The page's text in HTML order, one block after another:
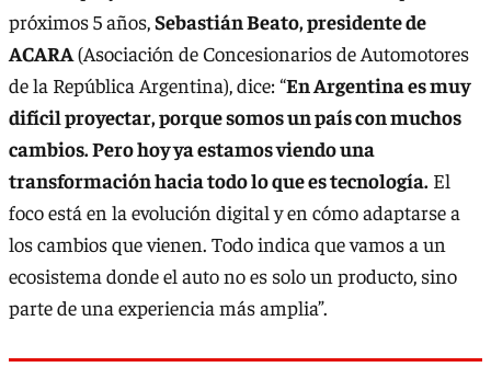
próximos 5 años,Sebastián Beato, presidente de
ACARA(Asociación de Concesionarios de Automotores
de la República Argentina), dice: “En Argentina es muy
difícil proyectar, porque somos un país con muchos
cambios. Pero hoy ya estamos viendo una
transformación hacia todo lo que es tecnología. El
foco está en la evolución digital y en cómo adaptarse a
los cambios que vienen. Todo indica que vamos a un
ecosistema donde el auto no es solo un producto, sino
parte de una experiencia más amplia”.